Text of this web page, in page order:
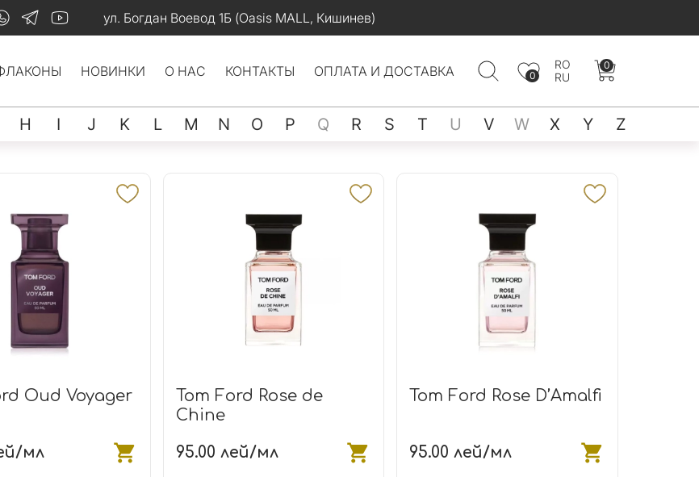
ул. Богдан Воевод 1Б (Oasis MALL, Кишинев)
НОВИНКИ О НАС КОНТАКТЫ ОПЛАТА И ДОСТАВКА 0
RO
RU
0
H I J K L M N O P Q R S T U V W X Y Z
Oud Voyager
мл
Tom Ford Rose de
Chine
95.00 лей/мл
Tom Ford Rose D’Amalfi
95.00 лей/мл